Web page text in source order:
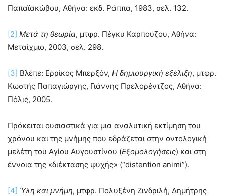
Παπαϊακώβου, Αθήνα: εκδ. Ράππα, 1983, σελ. 132.
[2] Μετά τη θεωρία, μτφρ. Πέγκυ Καρπούζου, Αθήνα:
Μεταίχμιο, 2003, σελ. 298.
[3] Βλέπε: Ερρίκος Μπερξόν, Η δημιουργική εξέλιξη, μτφρ.
Κωστής Παπαγιώργης, Γιάννης Πρελορέντζος, Αθήνα:
Πόλις, 2005.
Πρόκειται ουσιαστικά για μια αναλυτική εκτίμηση του
χρόνου και της μνήμης που εδράζεται στην οντολογική
μελέτη του Αγίου Αυγουστίνου (Εξομολογήσεις) και στη
έννοια της «διέκτασης ψυχής» (“distention animi”).
[4] Ύλη και μνήμη, μτφρ. Πολυξένη Ζινδριλή, Δημήτρης